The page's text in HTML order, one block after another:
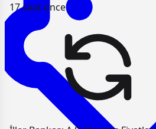
17 saat önce